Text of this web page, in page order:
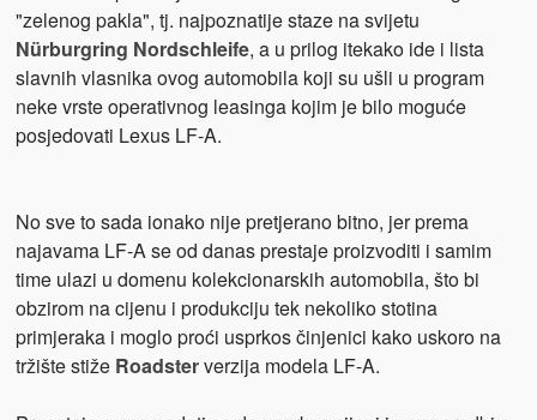
"zelenog pakla", tj. najpoznatije staze na svijetu
Nürburgring Nordschleife, a u prilog itekako ide i lista
slavnih vlasnika ovog automobila koji su ušli u program
neke vrste operativnog leasinga kojim je bilo moguće
posjedovati Lexus LF-A.
No sve to sada ionako nije pretjerano bitno, jer prema
najavama LF-A se od danas prestaje proizvoditi i samim
time ulazi u domenu kolekcionarskih automobila, što bi
obzirom na cijenu i produkciju tek nekoliko stotina
primjeraka i moglo proći usprkos činjenici kako uskoro na
tržište stiže Roadsterverzija modela LF-A.